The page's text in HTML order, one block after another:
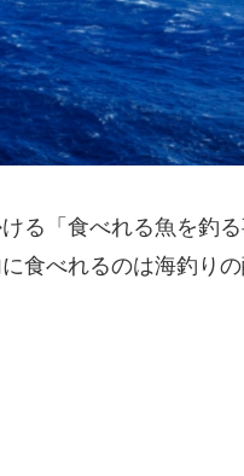
る「食べれる魚を釣
食べれるのは海釣りの